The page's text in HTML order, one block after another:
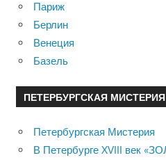
Париж
Берлин
Венеция
Базель
ПЕТЕРБУРГСКАЯ МИСТЕРИЯ
Петербургская Мистерия
В Петербурге XVIII век